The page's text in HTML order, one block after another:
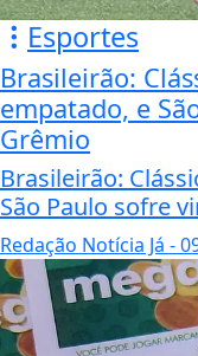
Esportes
Brasileirão:
empatado, e
Grêmio
Brasileirão:
São Paulo sofre
Redação Notícia Já -